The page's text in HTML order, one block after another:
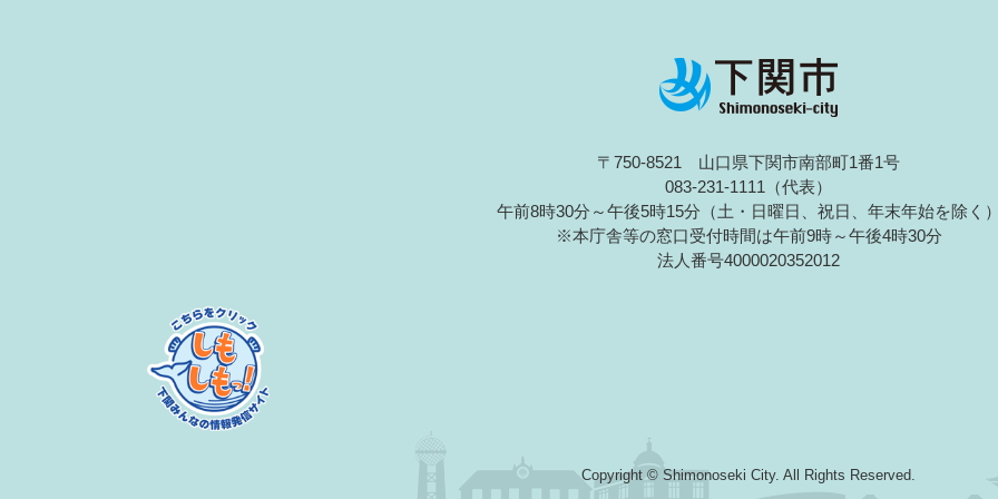
〒750-8521 山口県下関市南部町1番1号
083-231-1111（代表）
午前8時30分～午後5時15分（土・日曜日、祝日、年末年始を除く
※本庁舎等の窓口受付時間は午前9時～午後4時30分
法人番号4000020352012
Copyright © Shimonoseki City. All Rights Reserved.